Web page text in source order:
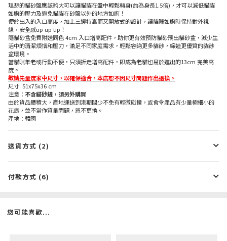
理想的貓砂盤應該夠大可以讓貓貓在盤中輕鬆轉身(約為身長1.5倍)，才可以減低貓貓
如廁的壓力及避免貓貓在砂盤以外的地方如廁！
便於出入的入口高度，加上三邊特高而又開放式的設計，讓貓咪如廁時保持對外視
線，安全感up up up！
隨貓砂盆免費附送同色 4cm 入口增高配件，助你更有效預防貓砂飛出貓砂盆，減少生
活中的清潔煩惱和壓力，滿足不同家庭需求，輕鬆容納更多貓砂，締造更優質的貓砂
盆環境。
當貓咪年老或行動不便，只須拆走增高配件，即成為老貓也易於進出的13cm 完美高
度。
敬請先量度家中尺寸，以確保適合，本店恕不因尺寸問題作出退換。
尺寸: 51x75x36 cm
注意： 不含貓砂鏟，須另外購買
由於貨品體積大，產地運送到港期間少不免有輕微碰撞，或會令產品有少量極細小的
花痕，並不當作質量問題，恕不更換。
產地：韓國
送貨方式 (2)
付款方式 (6)
您可能喜歡...